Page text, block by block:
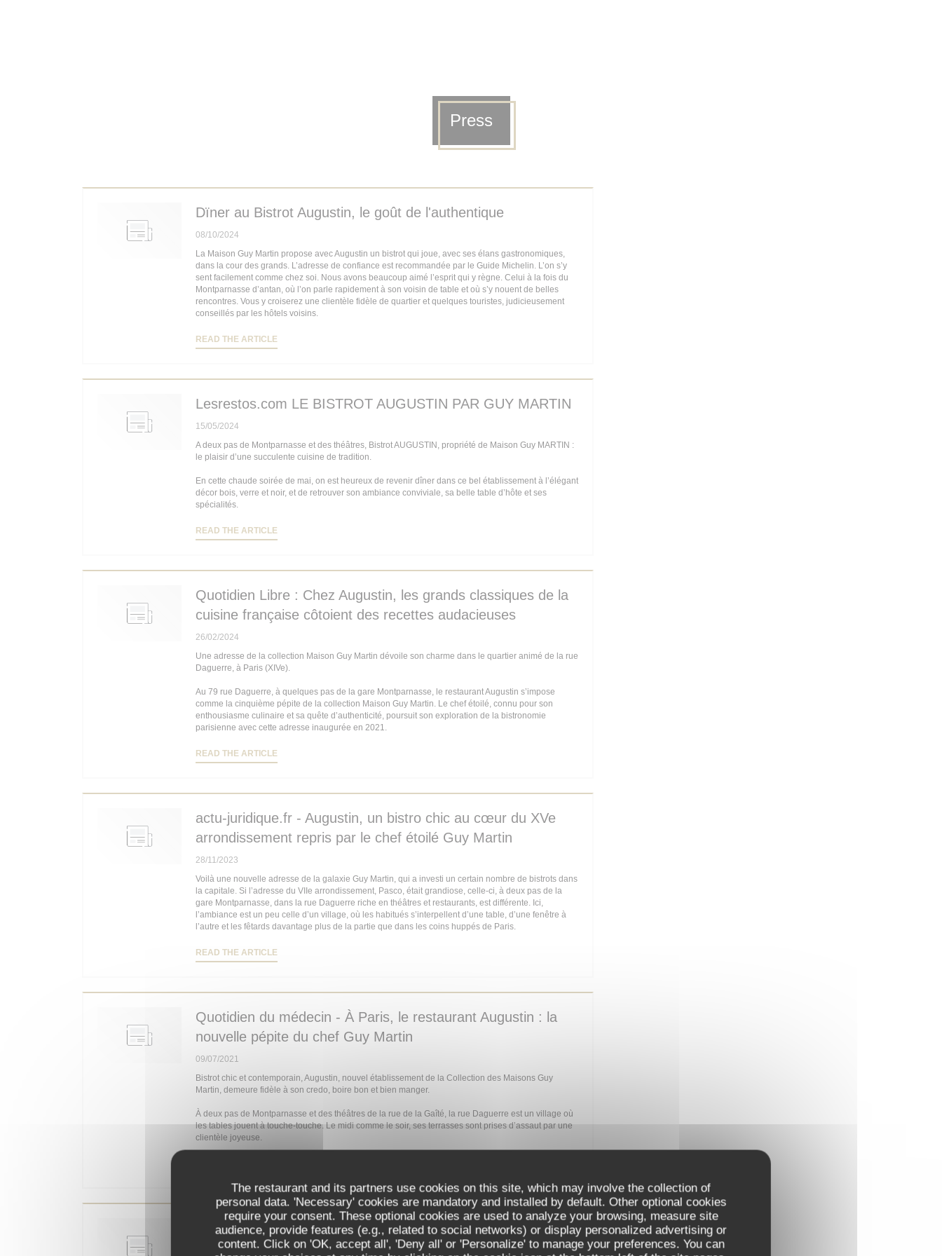
The restaurant and its partners use cookies on this site, which may involve the collection of
personal data. 'Necessary' cookies are mandatory and installed by default. Other optional cookies
require your consent. These optional cookies are used to analyze your browsing, measure site
audience, provide features (e.g., related to social networks) or display personalized advertising or
content. Click on 'OK, accept all', 'Deny all' or 'Personalize' to manage your preferences. You can
Press
Dïner au Bistrot Augustin, le goût de l'authentique
08/10/2024
La Maison Guy Martin propose avec Augustin un bistrot qui joue, avec ses élans gastronomiques,
dans la cour des grands. L’adresse de confiance est recommandée par le Guide Michelin. L’on s’y
sent facilement comme chez soi. Nous avons beaucoup aimé l’esprit qui y règne. Celui à la fois du
Montparnasse d’antan, où l’on parle rapidement à son voisin de table et où s’y nouent de belles
rencontres. Vous y croiserez une clientèle fidèle de quartier et quelques touristes, judicieusement
conseillés par les hôtels voisins.
READ THE ARTICLE
Lesrestos.com LE BISTROT AUGUSTIN PAR GUY MARTIN
15/05/2024
A deux pas de Montparnasse et des théâtres, Bistrot AUGUSTIN, propriété de Maison Guy MARTIN :
le plaisir d’une succulente cuisine de tradition.
En cette chaude soirée de mai, on est heureux de revenir dîner dans ce bel établissement à l’élégant
décor bois, verre et noir, et de retrouver son ambiance conviviale, sa belle table d’hôte et ses
spécialités.
READ THE ARTICLE
Quotidien Libre : Chez Augustin, les grands classiques de la
cuisine française côtoient des recettes audacieuses
26/02/2024
Une adresse de la collection Maison Guy Martin dévoile son charme dans le quartier animé de la rue
Daguerre, à Paris (XIVe).
Au 79 rue Daguerre, à quelques pas de la gare Montparnasse, le restaurant Augustin s’impose
comme la cinquième pépite de la collection Maison Guy Martin. Le chef étoilé, connu pour son
enthousiasme culinaire et sa quête d’authenticité, poursuit son exploration de la bistronomie
parisienne avec cette adresse inaugurée en 2021.
READ THE ARTICLE
actu-juridique.fr - Augustin, un bistro chic au cœur du XVe
arrondissement repris par le chef étoilé Guy Martin
28/11/2023
Voilà une nouvelle adresse de la galaxie Guy Martin, qui a investi un certain nombre de bistrots dans
la capitale. Si l’adresse du VIIe arrondissement, Pasco, était grandiose, celle-ci, à deux pas de la
gare Montparnasse, dans la rue Daguerre riche en théâtres et restaurants, est différente. Ici,
l’ambiance est un peu celle d’un village, où les habitués s’interpellent d’une table, d’une fenêtre à
l’autre et les fêtards davantage plus de la partie que dans les coins huppés de Paris.
READ THE ARTICLE
Quotidien du médecin - À Paris, le restaurant Augustin : la
nouvelle pépite du chef Guy Martin
09/07/2021
Bistrot chic et contemporain, Augustin, nouvel établissement de la Collection des Maisons Guy
Martin, demeure fidèle à son credo, boire bon et bien manger.
À deux pas de Montparnasse et des théâtres de la rue de la Gaîté, la rue Daguerre est un village où
les tables jouent à touche-touche. Le midi comme le soir, ses terrasses sont prises d’assaut par une
clientèle joyeuse.
Paris 14e : Deyres dure chez Augustin
03/07/2021